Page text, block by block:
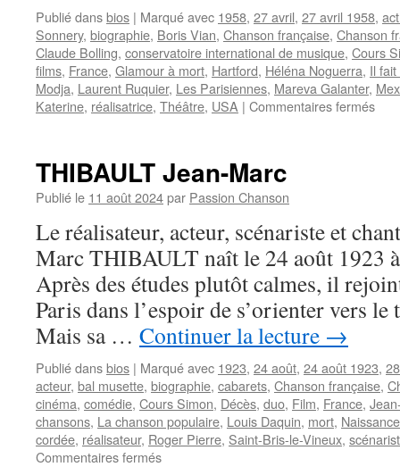
Publié dansbios | Marqué avec 1958, 27 avril, 27 avril 1958,
Sonnery, biographie, Boris Vian, Chanson française, Chanson
Claude Bolling, conservatoire international de musique, Cours
films, France, Glamour à mort, Hartford, Héléna Noguerra, Il
Modja, Laurent Ruquier, Les Parisiennes, Mareva Galanter,
Katerine, réalisatrice, Théâtre, USA | Commentaires ferméssur
THIBAULT Jean-Marc
Publié le 11 août 2024par Passion Chanson
Le réalisateur, acteur, scénariste et
Marc THIBAULT naît le 24 août 1923
Après des études plutôt calmes, il
Paris dans l’espoir de s’orienter vers le
Mais sa … Continuer la lecture →
Publié dansbios | Marqué avec 1923, 24 août, 24 août 1923,
acteur, bal musette, biographie, cabarets, Chanson française,
cinéma, comédie, Cours Simon, Décès, duo, Film, France,
chansons, La chanson populaire, Louis Daquin, mort, Naissance
cordée, réalisateur, Roger Pierre, Saint-Bris-le-Vineux,
Commentaires ferméssur